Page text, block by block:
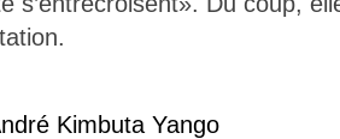
Kimbuta Yango